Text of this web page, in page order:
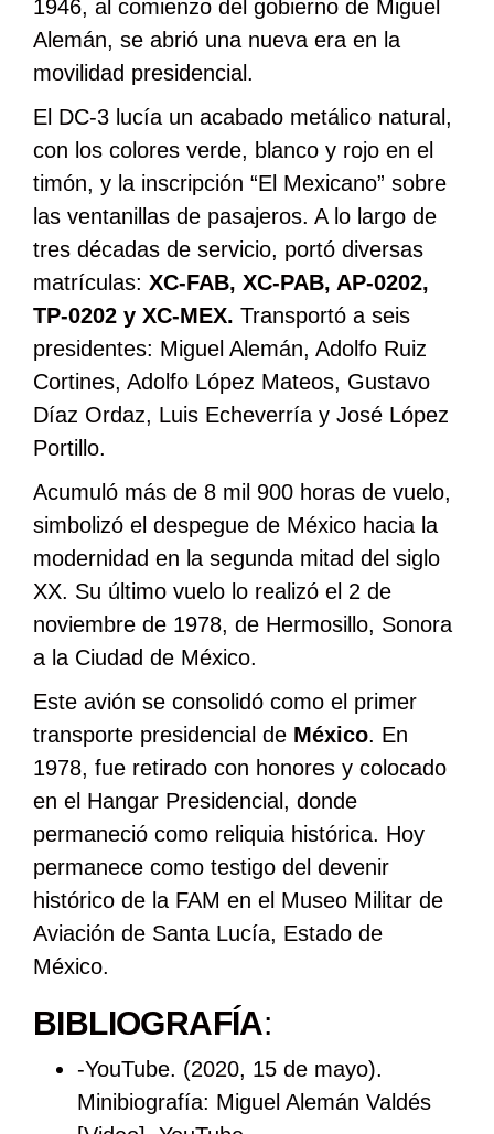
1946, al comienzo del gobierno de Miguel
Alemán, se abrió una nueva era en la
movilidad presidencial.
El DC-3 lucía un acabado metálico natural,
con los colores verde, blanco y rojo en el
timón, y la inscripción “El Mexicano” sobre
las ventanillas de pasajeros. A lo largo de
tres décadas de servicio, portó diversas
matrículas: XC-FAB, XC-PAB, AP-0202,
TP-0202 y XC-MEX. Transportó a seis
presidentes: Miguel Alemán, Adolfo Ruiz
Cortines, Adolfo López Mateos, Gustavo
Díaz Ordaz, Luis Echeverría y José López
Portillo.
Acumuló más de 8 mil 900 horas de vuelo,
simbolizó el despegue de México hacia la
modernidad en la segunda mitad del siglo
XX. Su último vuelo lo realizó el 2 de
noviembre de 1978, de Hermosillo, Sonora
a la Ciudad de México.
Este avión se consolidó como el primer
transporte presidencial de México. En
1978, fue retirado con honores y colocado
en el Hangar Presidencial, donde
permaneció como reliquia histórica. Hoy
permanece como testigo del devenir
histórico de la FAM en el Museo Militar de
Aviación de Santa Lucía, Estado de
México.
BIBLIOGRAFÍA:
-YouTube. (2020, 15 de mayo).
Minibiografía: Miguel Alemán Valdés